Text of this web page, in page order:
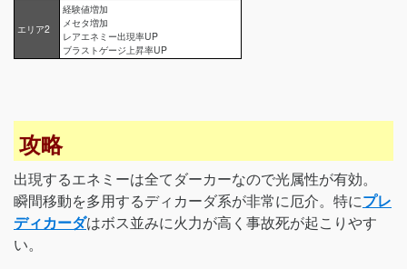
エリア2
経験値増加
メセタ増加
レアエネミー出現率UP
ブラストゲージ上昇率UP
攻略
出現するエネミーは全てダーカーなので光属性が有効。
瞬間移動を多用するディカーダ系が非常に厄介。特にプレ
ディカーダはボス並みに火力が高く事故死が起こりやす
い。